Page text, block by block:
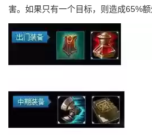
害。如果只有一个目标，则造成65%额